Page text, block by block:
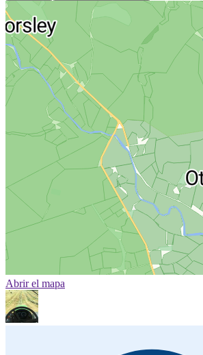
Abrir el mapa